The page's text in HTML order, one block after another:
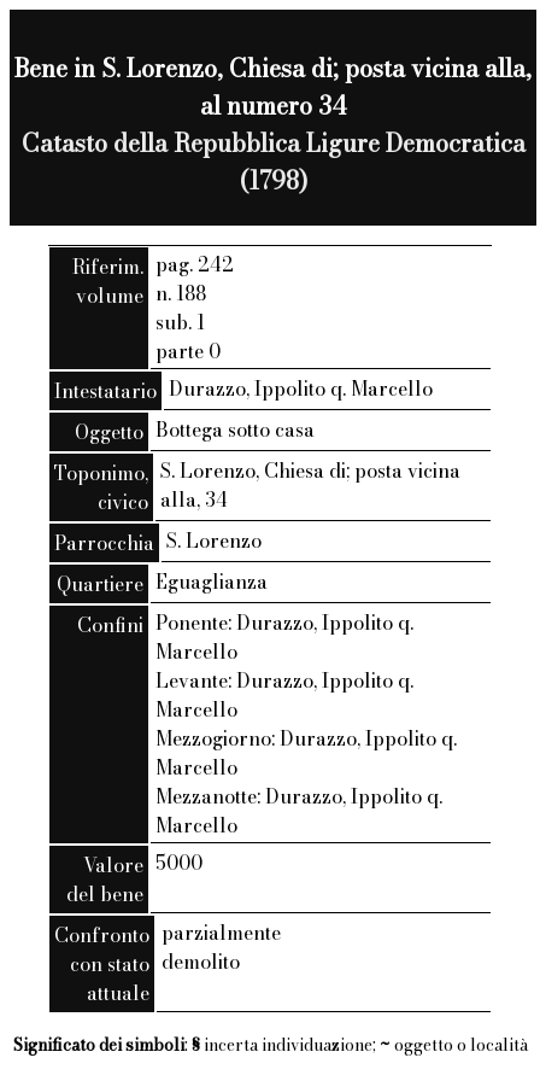
Bene in S. Lorenzo, Chiesa di; posta vicina alla,
al numero 34
Catasto della Repubblica Ligure Democratica
(1798)
Riferim.
volume
pag. 242
n. 188
sub. 1
parte 0
Intestatario Durazzo, Ippolito q. Marcello
Oggetto Bottega sotto casa
Toponimo,
civico
S. Lorenzo, Chiesa di; posta vicina
alla, 34
Parrocchia S. Lorenzo
Quartiere Eguaglianza
Confini Ponente: Durazzo, Ippolito q.
Marcello
Levante: Durazzo, Ippolito q.
Marcello
Mezzogiorno: Durazzo, Ippolito q.
Marcello
Mezzanotte: Durazzo, Ippolito q.
Marcello
Valore
del bene
5000
Confronto
con stato
attuale
parzialmente
demolito
Significato dei simboli: §incerta individuazione; ~ oggetto o località